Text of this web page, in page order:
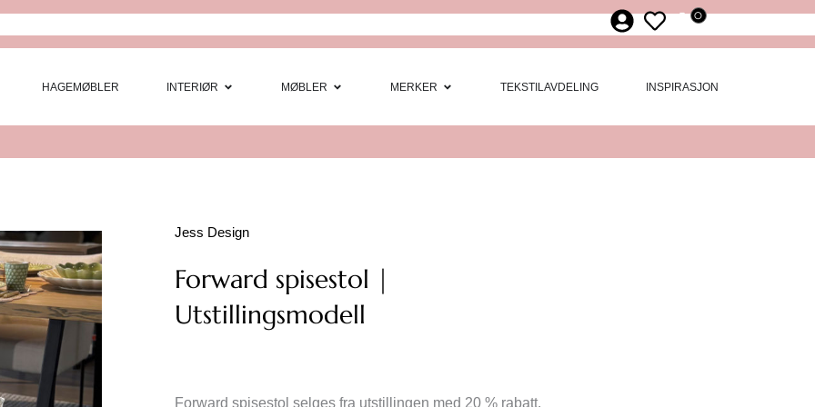
0
HAGEMØBLER INTERIØR Open Interiør
MØBLER Open Møbler
MERKER Open Merker
TEKSTILAVDELING INSPIRASJON
Jess Design
Forward spisestol |
Utstillingsmodell
Forward spisestol selges fra utstillingen med 20 % rabatt.